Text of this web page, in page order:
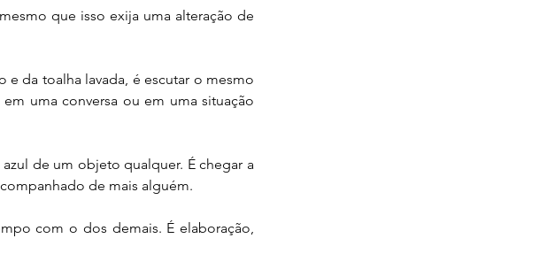
que isso exija uma alteração de
da toalha lavada, é escutar o mesmo
uma conversa ou em uma situação
de um objeto qualquer. É chegar a
de mais alguém.
com o dos demais. É elaboração,